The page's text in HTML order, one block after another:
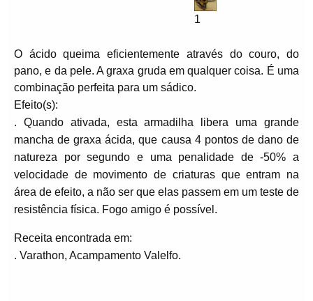
1
O ácido queima eficientemente através do couro, do
pano, e da pele. A graxa gruda em qualquer coisa. É uma
combinação perfeita para um sádico.
Efeito(s):
. Quando ativada, esta armadilha libera uma grande
mancha de graxa ácida, que causa 4 pontos de dano de
natureza por segundo e uma penalidade de -50% a
velocidade de movimento de criaturas que entram na
área de efeito, a não ser que elas passem em um teste de
resistência física. Fogo amigo é possível.
Receita encontrada em:
. Varathon, Acampamento Valelfo.